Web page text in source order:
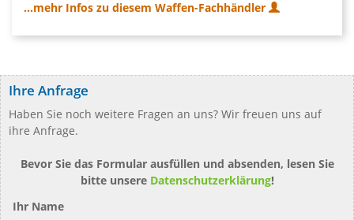
...mehr Infos zu diesem Waffen-Fachhändler
Ihre Anfrage
Haben Sie noch weitere Fragen an uns? Wir freuen uns auf
ihre Anfrage.
Bevor Sie das Formular ausfüllen und absenden, lesen Sie
bitte unsere Datenschutzerklärung!
Ihr Name